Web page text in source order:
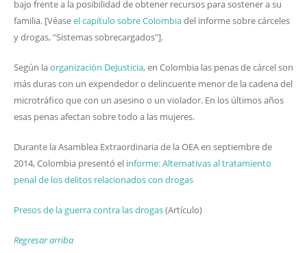
bajo frente a la posibilidad de obtener recursos para sostener a su
familia. [Véaseel capítulo sobre Colombiadel informe sobre cárceles
y drogas, "Sistemas sobrecargados"].
Según laorganización DeJusticia, en Colombia las penas de cárcel son
más duras con un expendedor o delincuente menor de la cadena del
microtráfico que con un asesino o un violador. En los últimos años
esas penas afectan sobre todo a las mujeres.
Durante la Asamblea Extraordinaria de la OEA en septiembre de
2014, Colombia presentó el informe: Alternativas al tratamiento
penal de los delitos relacionados con drogas
Presos de la guerra contra las drogas(Artículo)
Regresar arriba